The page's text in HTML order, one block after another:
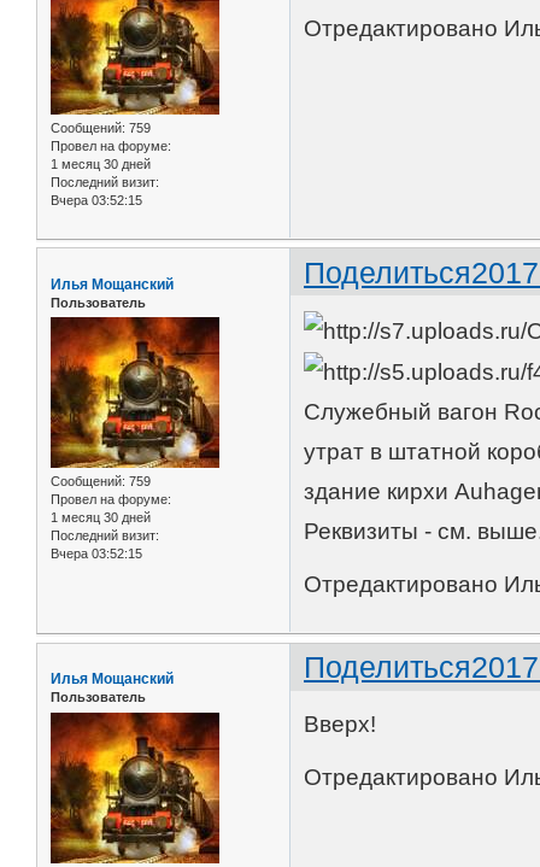
Сообщений: 759
Провел на форуме:
1 месяц 30 дней
Последний визит:
Вчера 03:52:15
Отредактировано
Поделиться
Илья Мощанский
Пользователь
Сообщений: 759
Провел на форуме:
1 месяц 30 дней
Последний визит:
Вчера 03:52:15
Служебный вагон
утрат в штатной
здание кирхи
Реквизиты - см.
Отредактировано
Поделиться
Илья Мощанский
Пользователь
Вверх!
Отредактировано